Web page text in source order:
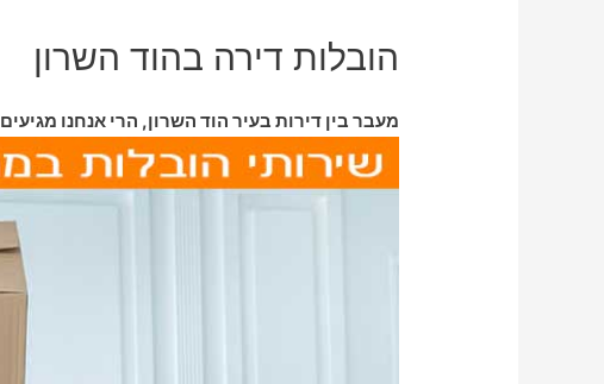
הובלות דירה בהוד השרון
מעבר בין דירות בעיר הוד השרון, הרי אנחנו